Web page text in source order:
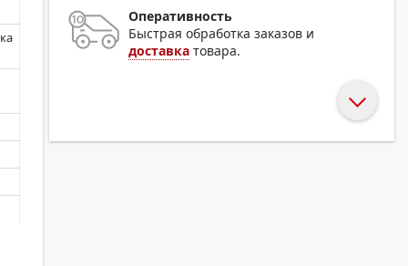
Оперативность
Быстрая обработка заказов и
доставка товара.